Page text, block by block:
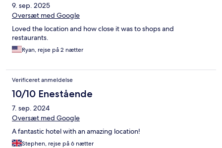
9. sep. 2025
Oversæt med Google
Loved the location and how close it was to shops and
restaurants.
Ryan, rejse på 2 nætter
Verificeret anmeldelse
10/10 Enestående
7. sep. 2024
Oversæt med Google
A fantastic hotel with an amazing location!
Stephen, rejse på 6 nætter